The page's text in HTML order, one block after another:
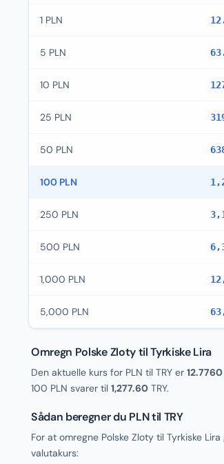
1 PLN
5 PLN
10 PLN
25 PLN
50 PLN
100 PLN
250 PLN
500 PLN
1,000 PLN
5,000 PLN
Omregn Polske Zloty til Tyrkiske Lira
Den aktuelle kurs for PLN til TRY er 12.7760
100 PLN svarer til 1,277.60 TRY.
Sådan beregner du PLN til TRY
For at omregne Polske Zloty til Tyrkiske
valutakurs: